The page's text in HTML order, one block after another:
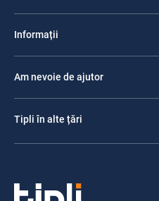
Informații
Am nevoie de ajutor
Tipli în alte țări